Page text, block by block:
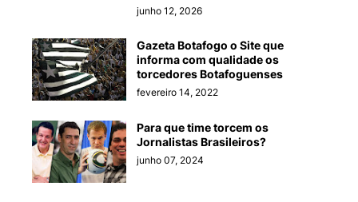
junho 12, 2026
Gazeta Botafogo o Site que
informa com qualidade os
torcedores Botafoguenses
fevereiro 14, 2022
Para que time torcem os
Jornalistas Brasileiros?
junho 07, 2024